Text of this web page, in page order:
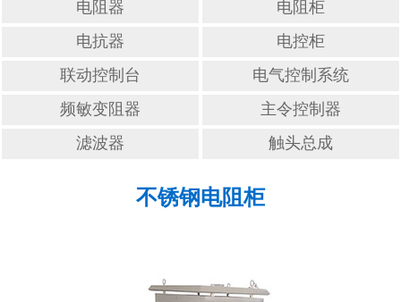
电阻器
电阻柜
电抗器
电控柜
联动控制台
电气控制系统
频敏变阻器
主令控制器
滤波器
触头总成
不锈钢电阻柜